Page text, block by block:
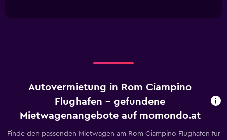
Anmietung.
categories.
chart
Autovermietung in Rom Ciampino
Flughafen - gefundene
Mietwagenangebote auf momondo.at
Finde den passenden Mietwagen am Rom Ciampino Flughafen für